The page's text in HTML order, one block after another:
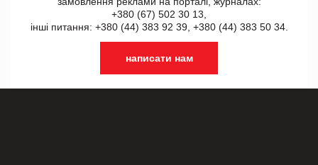
+380 (67) 502 30 13,
інші питання: +380 (44) 383 92 39, +380 (44) 383 50 34.
написати нам